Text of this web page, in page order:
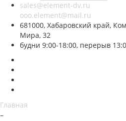
sales@element-dv.ru
ooo.element@mail.ru
681000, Хабаровский край,
Мира, 32
будни 9:00-18:00, перерыв
Главная
–